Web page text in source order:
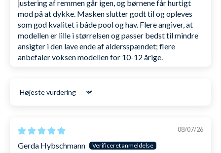
Næsen på Cliff er lavet ud fra 3D-scanninger og i
blød silikone, så denne ikke generer.
På siden af stropperne kan enhver form for snorkel
Cliff dykkermasken kommer i en helt gratis EVA boks,
En dykkermaske med unikke
justering af remmen går igen, og børnene får hurtigt
mod på at dykke. Masken slutter godt til og opleves
som god kvalitet i både pool og hav. Flere angiver, at
modellen er lille i størrelsen og passer bedst til mindre
ansigter i den lave ende af aldersspændet; flere
anbefaler voksen modellen for 10-12 årige.
Sort by
08/07/26
Gerda Hybschmann